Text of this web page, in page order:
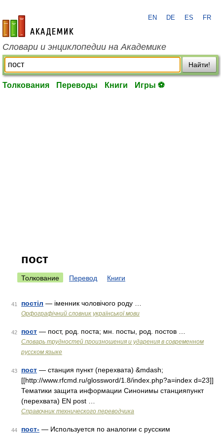
academic.ru
EN DE ES FR
Словари и энциклопедии на Академике
Найти!
Толкования Переводы Книги Игры ⚽
пост
Толкование Перевод Книги
41 постіл — іменник чоловічого роду …
Орфографічний словник української мови
42 пост — пост, род. поста; мн. посты, род. постов …
Словарь трудностей произношения и ударения в современном
русском языке
43 пост — станция пункт (перехвата) &mdash;
[[http://www.rfcmd.ru/glossword/1.8/index.php?a=index d=23]]
Тематики защита информации Синонимы станцияпункт
(перехвата) EN post …
Справочник технического переводчика
44 пост- — Используется по аналогии с русским